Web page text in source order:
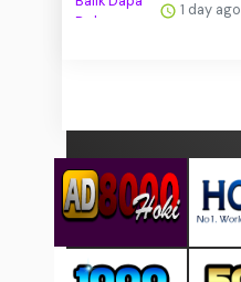
1 day ago